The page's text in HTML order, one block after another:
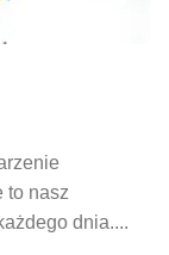
to nasz
dnia....